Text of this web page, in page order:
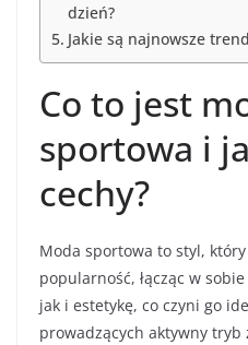
dzień?
Jakie są najnowsze
Co to jest
sportowa i
cechy?
Moda sportowa to styl,
popularność, łącząc w
jak i estetykę, co czyni go
prowadzących aktywny tryb